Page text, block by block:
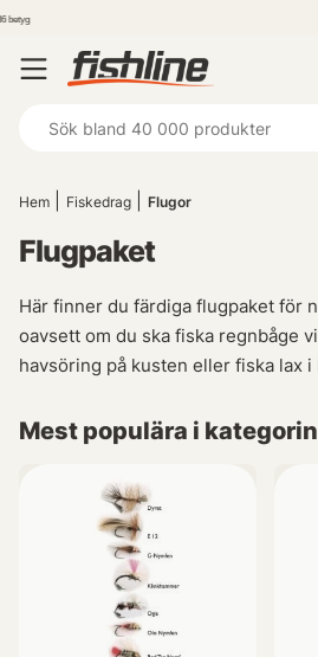
Hem Fiskedrag Flugor
Flugpaket
Här finner du färdiga flugpaket för
oavsett om du ska fiska regnbåge
havsöring på kusten eller fiska lax i
Mest populära i kategorin